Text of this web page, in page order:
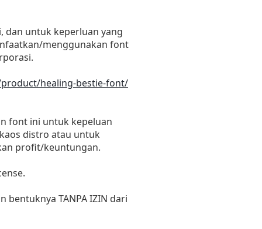
dan untuk keperluan yang
menggunakan font
healing-bestie-font/
font ini untuk kepeluan
distro atau untuk
profit/keuntungan.
TANPA IZIN dari